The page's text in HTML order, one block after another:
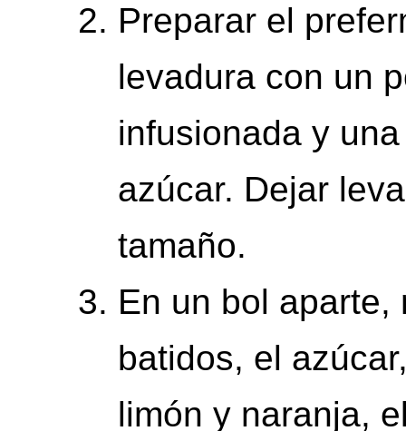
Preparar el
levadura con un
infusionada y
azúcar. Dejar
tamaño.
En un bol
batidos, el
limón y naranja,